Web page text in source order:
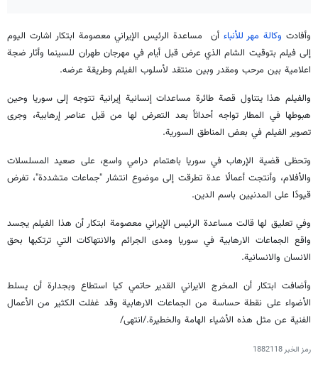
وأفادت وكالة مهر للأنباء أن مساعدة الرئيس الإيراني معصومة ابتكار اشارت اليوم
إلى فيلم بتوقيت الشام الذي عرض قبل أيام في مهرجان طهران للسينما وأثار ضجة
اعلامية بين مرحب ومقدر وبين منتقد لأسلوب الفيلم وطريقة عرضه.
والفيلم هذا يتناول قصة طائرة مساعدات إنسانية إيرانية تتوجه إلى سوريا وحين
هبوطها في المطار تواجه أحداثاً بعد التعرض لها من قبل عناصر إرهابية، وجرى
تصوير الفيلم في بعض المناطق السورية.
وتحظى قضية الإرهاب في سوريا باهتمام درامي واسع، على صعيد المسلسلات
والأفلام، وأنتجت أعمالًا عدة تطرقت إلى موضوع انتشار "جماعات متشددة"، تفرض
قيودًا على المدنيين باسم الدين.
وفي تعليق لها قالت مساعدة الرئيس الإيراني معصومة ابتكار أن هذا الفيلم يجسد
واقع الجماعات الارهابية في سوريا ومدى الجرائم والانتهاكات التي ترتكبها بحق
الانسان والانسانية.
وأضافت ابتكار أن المخرج الايراني القدير حاتمي كيا استطاع وبجدارة أن يسلط
الأضواء على نقطة حساسة من الجماعات الارهابية وقد غفلت الكثير من الأعمال
الفنية عن مثل هذه الأشياء الهامة والخطيرة./انتهى/
رمز الخبر1882118